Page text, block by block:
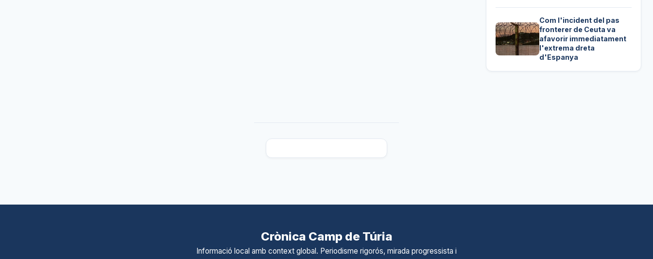
Com l'incident del pas
fronterer de Ceuta va
afavorir immediatament
l'extrema dreta
d'Espanya
Crònica Camp de Túria
Informació local amb context global. Periodisme rigorós, mirada progressista i